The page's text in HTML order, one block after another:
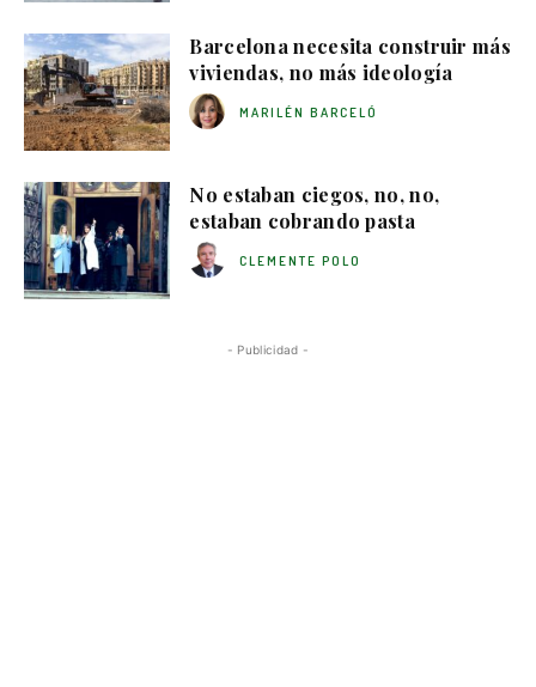
Barcelona necesita construir más
viviendas, no más ideología
MARILÉN BARCELÓ
No estaban ciegos, no, no,
estaban cobrando pasta
CLEMENTE POLO
- Publicidad -